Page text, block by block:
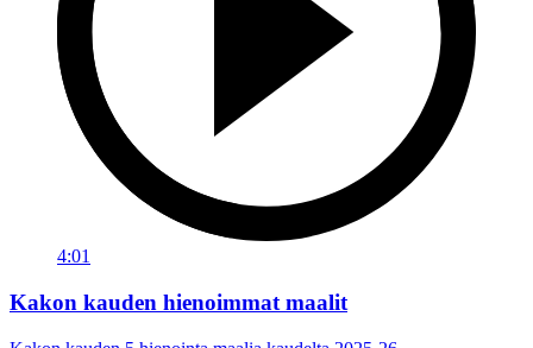
4:01
Kakon kauden hienoimmat maalit